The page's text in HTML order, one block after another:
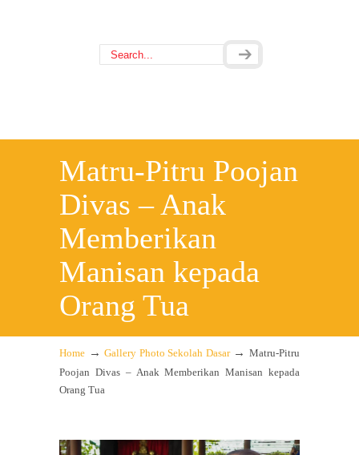
Matru-Pitru Poojan
Divas – Anak
Memberikan
Manisan kepada
Orang Tua
Home →Gallery Photo Sekolah Dasar→Matru-Pitru
Poojan Divas – Anak Memberikan Manisan kepada
Orang Tua